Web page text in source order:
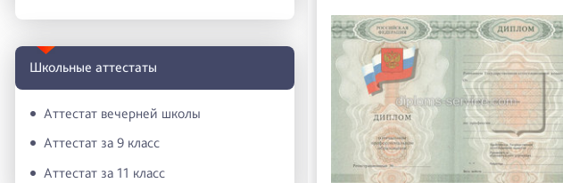
Школьные аттестаты
Аттестат вечерней школы
Аттестат за 9 класс
Аттестат за 11 класс